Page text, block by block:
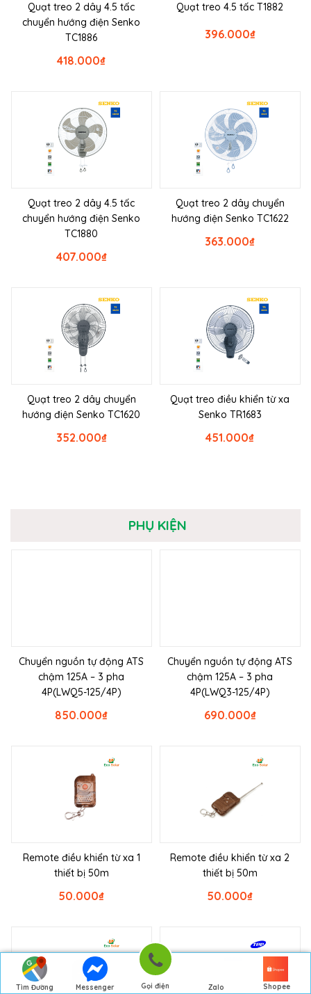
Tìm Đường
Messenger Gọi điện Zalo Shopee
Quạt treo 2 dây 4.5 tấc
chuyển hướng điện Senko
TC1886
₫
418.000
Quạt treo 4.5 tấc T1882
₫
396.000
Quạt treo 2 dây 4.5 tấc
chuyển hướng điện Senko
TC1880
₫
407.000
Quạt treo 2 dây chuyển
hướng điện Senko TC1622
₫
363.000
Quạt treo 2 dây chuyển
hướng điện Senko TC1620
₫
352.000
Quạt treo điều khiển từ xa
Senko TR1683
₫
451.000
PHỤ KIỆN
Chuyển nguồn tự động ATS
chậm 125A – 3 pha
4P(LWQ5-125/4P)
₫
850.000
Chuyển nguồn tự động ATS
chậm 125A – 3 pha
4P(LWQ3-125/4P)
₫
690.000
Remote điều khiển từ xa 1
thiết bị 50m
₫
50.000
Remote điều khiển từ xa 2
thiết bị 50m
₫
50.000